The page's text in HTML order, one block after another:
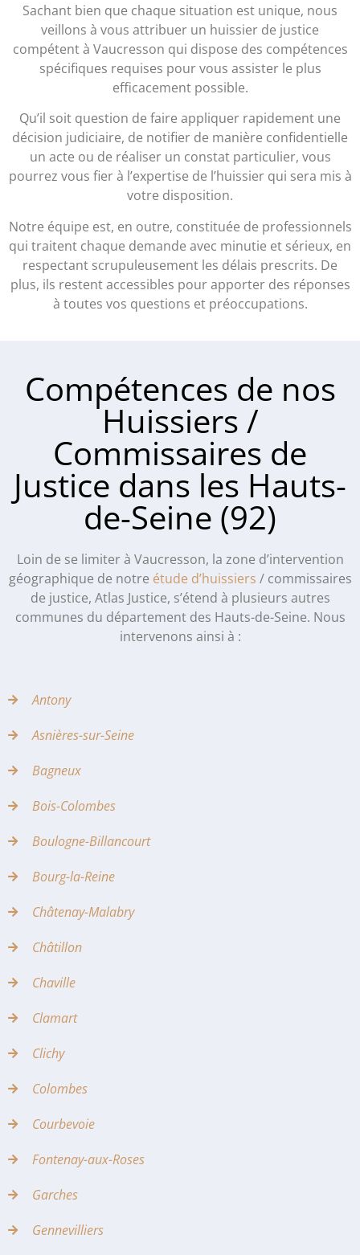
Sachant bien que chaque situation est unique, nous
veillons à vous attribuer un huissier de justice
compétent à Vaucresson qui dispose des compétences
spécifiques requises pour vous assister le plus
efficacement possible.
Qu’il soit question de faire appliquer rapidement une
décision judiciaire, de notifier de manière confidentielle
un acte ou de réaliser un constat particulier, vous
pourrez vous fier à l’expertise de l’huissier qui sera mis à
votre disposition.
Notre équipe est, en outre, constituée de professionnels
qui traitent chaque demande avec minutie et sérieux, en
respectant scrupuleusement les délais prescrits. De
plus, ils restent accessibles pour apporter des réponses
à toutes vos questions et préoccupations.
Compétences de nos
Huissiers /
Commissaires de
Justice dans les Hauts-
de-Seine (92)
Loin de se limiter à Vaucresson, la zone d’intervention
géographique de notre étude d’huissiers / commissaires
de justice, Atlas Justice, s’étend à plusieurs autres
communes du département des Hauts-de-Seine. Nous
intervenons ainsi à :
Antony
Asnières-sur-Seine
Bagneux
Bois-Colombes
Boulogne-Billancourt
Bourg-la-Reine
Châtenay-Malabry
Châtillon
Chaville
Clamart
Clichy
Colombes
Courbevoie
Fontenay-aux-Roses
Garches
Gennevilliers